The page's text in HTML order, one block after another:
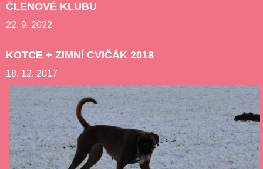
ČLENOVÉ KLUBU
22. 9. 2022
KOTCE + ZIMNÍ CVIČÁK 2018
18. 12. 2017